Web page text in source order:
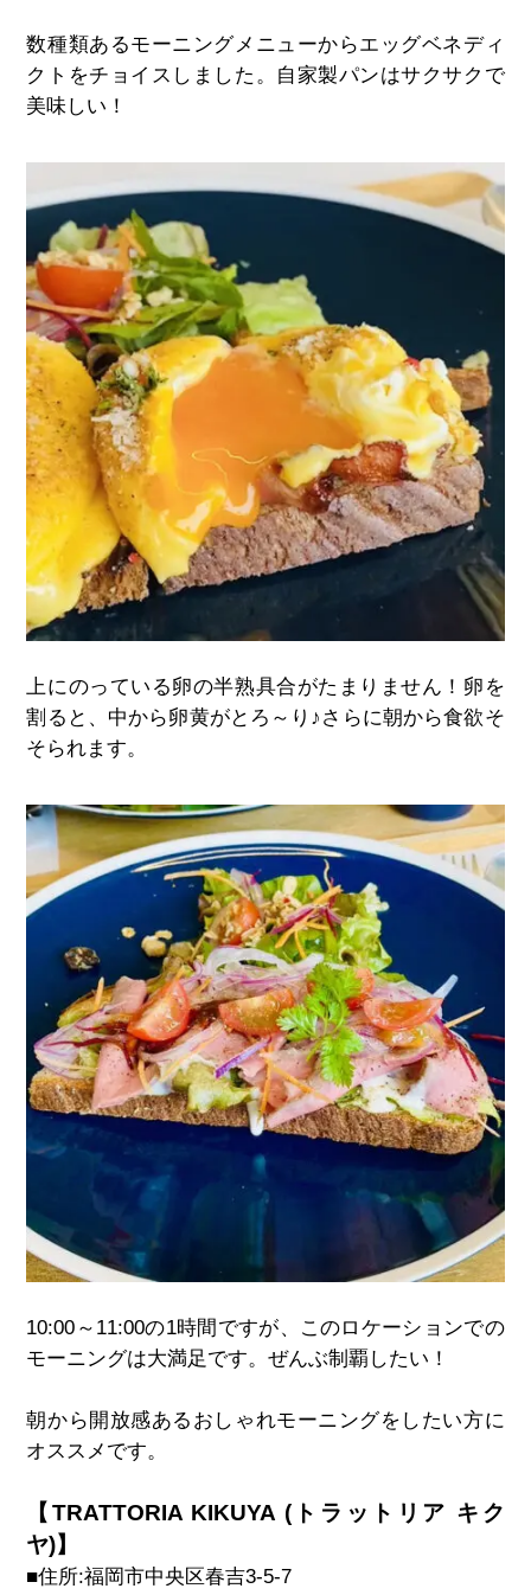
数種類あるモーニングメニューからエッグベネディ
クトをチョイスしました。自家製パンはサクサクで
美味しい！
上にのっている卵の半熟具合がたまりません！卵を
割ると、中から卵黄がとろ～り♪さらに朝から食欲そ
そられます。
10:00 ～ 11:00の1時間ですが、このロケーションでの
モーニングは大満足です。ぜんぶ制覇したい！
朝から開放感あるおしゃれモーニングをしたい方に
オススメです。
【TRATTORIA KIKUYA (トラットリア キク
ヤ)】
■住所:福岡市中央区春吉3-5-7